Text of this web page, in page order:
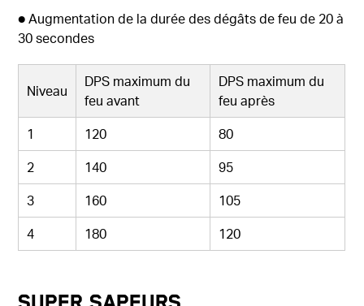
● Augmentation de la durée des dégâts de feu de 20 à
30 secondes
Niveau
DPS maximum du
feu avant
DPS maximum du
feu après
1
120
80
2
140
95
3
160
105
4
180 120